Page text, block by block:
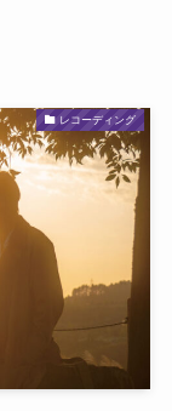
レコーディング